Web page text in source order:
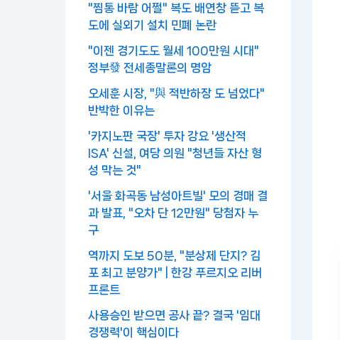
"찜통 바람 어쩔" 복도 배연창 뜯고 복
도에 실외기 설치 민폐 논란
"이젠 경기도도 월세 100만원 시대"
정부發 전세종말론의 명암
오세훈 시장, "與 적반하장 도 넘었다"
반박한 이유는
'카지노판 국장' 투자 강요 '생산적
ISA' 신설, 여당 의원 "청년들 자산 형
성 막는 것"
'서울 화곡동 남성아트빌' 모의 경매 결
과 발표, "오차 단 12만원" 당첨자 누
구
역까지 도보 50분, "분상제 단지? 김
포 최고 분양가" | 한강 푸르지오 리버
프론트
사용승인 받으면 공사 끝? 결국 '임대
경쟁력'이 핵심이다